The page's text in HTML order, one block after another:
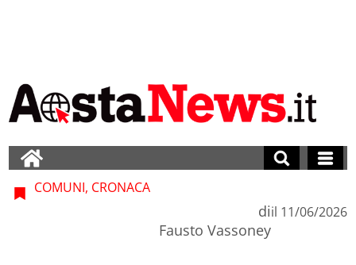
COMUNI, CRONACA
di
Fausto Vassoney
il 11/06/2026